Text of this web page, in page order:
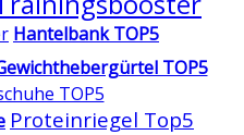
Hantelbank TOP5
TOP5
TOP5
Proteinriegel Top5